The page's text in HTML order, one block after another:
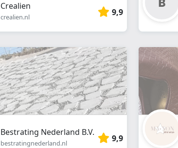
Crealien
crealien.nl 9,9
Bestrating Nederland B.V.
bestratingnederland.nl 9,9